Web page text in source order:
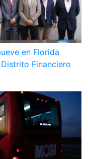
en Florida
Financiero